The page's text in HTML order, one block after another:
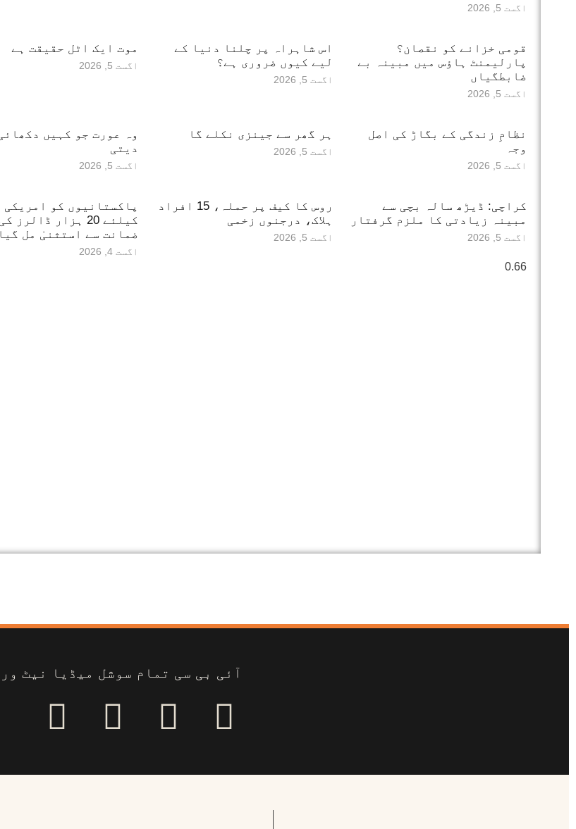
اگست 5, 2026
قومی خزانے کو نقصان؟
پارلیمنٹ ہاؤس میں مبینہ بے
ضابطگیاں
اگست 5, 2026
اس شاہراہ پر چلنا دنیا کے
لیے کیوں ضروری ہے؟
اگست 5, 2026
موت ایک اٹل حقیقت ہے
اگست 5, 2026
نظامِ زندگی کے بگاڑ کی اصل
وجہ
اگست 5, 2026
ہر گھر سے جینزی نکلے گا
اگست 5, 2026
وہ عورت جو کہیں
دیتی
اگست 5, 2026
کراچی: ڈیڑھ سالہ بچی سے
مبینہ زیادتی کا ملزم گرفتار
اگست 5, 2026
روس کا کیف پر حملہ، 15 افراد
ہلاک، درجنوں زخمی
اگست 5, 2026
پاکستانیوں کو امریکی
کیلئے 20 ہزار
ضمانت سے استثنیٰ مل گیا
اگست 4, 2026
آئی بی سی تمام سوشل میڈیا نیٹ